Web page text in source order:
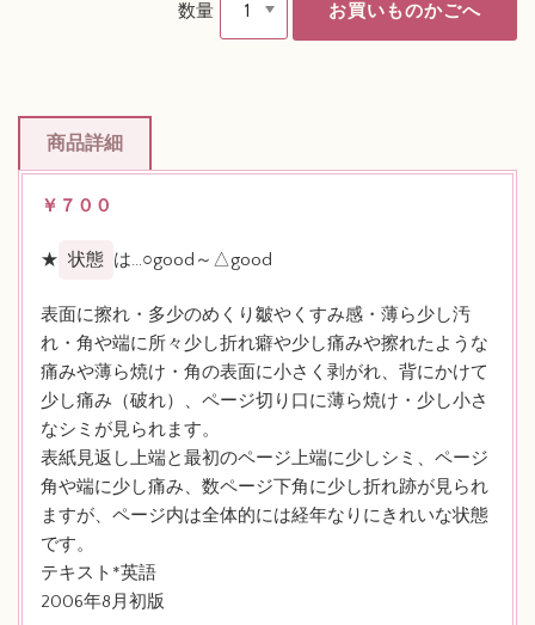
数量
商品詳細
￥７００
★ 状態 は…○good～△good
表面に擦れ・多少のめくり皺やくすみ感・薄ら少し汚
れ・角や端に所々少し折れ癖や少し痛みや擦れたような
痛みや薄ら焼け・角の表面に小さく剥がれ、背にかけて
少し痛み（破れ）、ページ切り口に薄ら焼け・少し小さ
なシミが見られます。
表紙見返し上端と最初のページ上端に少しシミ、ページ
角や端に少し痛み、数ページ下角に少し折れ跡が見られ
ますが、ページ内は全体的には経年なりにきれいな状態
です。
テキスト*英語
2006年8月初版